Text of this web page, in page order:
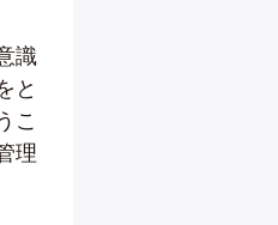
識
と
こ
理